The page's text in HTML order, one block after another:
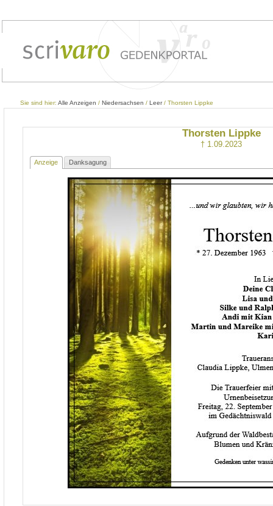
Sie sind hier: Alle Anzeigen / Niedersachsen / Leer/ Thorsten Lippke
Thorsten Lippke
† 1.09.2023
Anzeige Danksagung